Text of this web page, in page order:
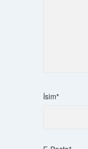
İsim*